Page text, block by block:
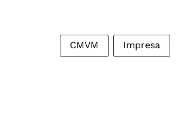
CMVM Impresa